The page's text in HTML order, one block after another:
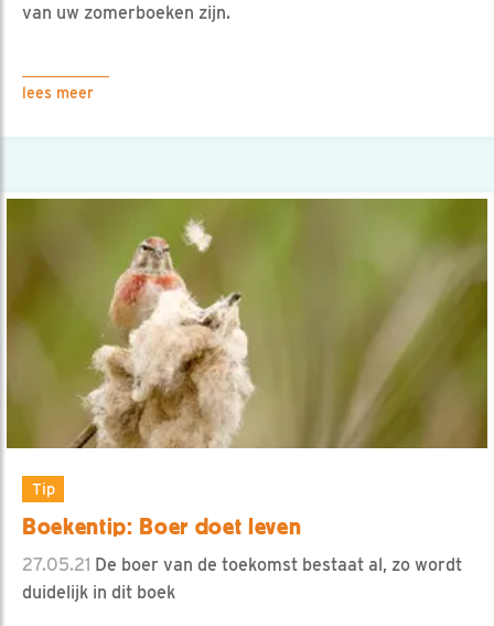
van uw zomerboeken zijn.
lees meer
Tip
Boekentip: Boer doet leven
27.05.21 De boer van de toekomst bestaat al, zo wordt
duidelijk in dit boek